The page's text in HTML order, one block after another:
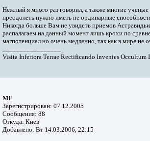
Нежный я много раз говорил, а также многие
преодолеть нужно иметь не ординарные
Никогда больше Вам не увидеть приемов
распалагаем на данный момент лишь крохи по
магпотенциал но очень медленно, так как в мире
Visita Inferiora Terrae Rectificando Invenies Occultum
ME
Зарегистрирован: 07.12.2005
Сообщения: 88
Откуда: Киев
Добавлено: Вт 14.03.2006, 22:15